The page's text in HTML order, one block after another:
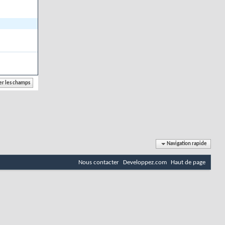
Navigation rapide
Nous contacter Developpez.com Haut de page